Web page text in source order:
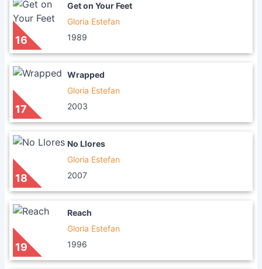
16
Get on Your Feet
Gloria Estefan
1989
17
Wrapped
Gloria Estefan
2003
18
No Llores
Gloria Estefan
2007
19
Reach
Gloria Estefan
1996